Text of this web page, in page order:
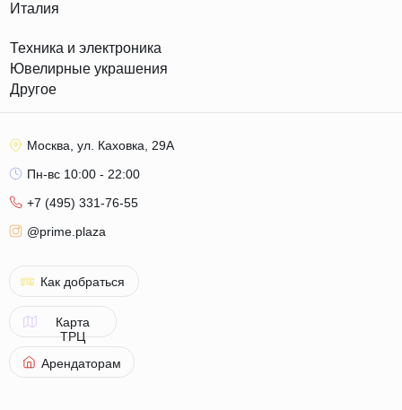
Москва, ул. Каховка, 29А
Пн-вс 10:00 - 22:00
+7 (495) 331-76-55
Карта
ТРЦ
Арендаторам
Как добраться
Италия
Техника и электроника
Ювелирные украшения
Другое
@prime.plaza